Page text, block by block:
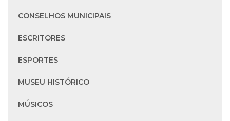
CONSELHOS MUNICIPAIS
ESCRITORES
ESPORTES
MUSEU HISTÓRICO
MÚSICOS